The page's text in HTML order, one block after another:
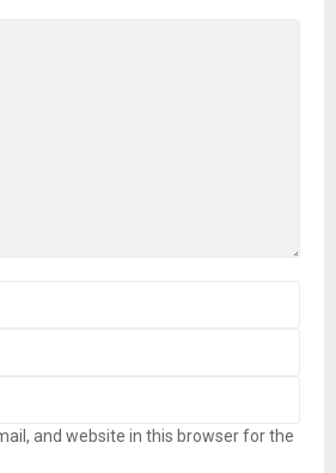
and website in this browser for the